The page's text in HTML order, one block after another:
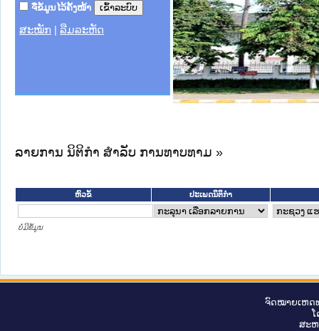
ຈື່ຂໍ້ມູນໄວ້ຄັ້ງໜ້າ
ສະໝັກ ລືມລະຫັດ
າຊົນ ພາກເໜືອ
ການ
ກາງ
ໃຕ້
ຕຳຫຼວດປະຊາຊົນ
ສັນຕິບານປະຊາຊົນ
ກເໜືອ
າຊົນ ພາກກາງ
ລາຍການ ນິຕິກໍາ ສໍາລັບ ການທາບທາມ »
ຫົວຂໍ້ ປະເພດນິຕິກຳ
ບໍ່ມີຂໍ້ມູນ
ຈົດ​ໝາຍ​ເຫດ​
ສະ​ຫ